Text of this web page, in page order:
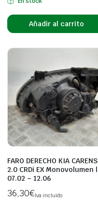
Añadir al carrito
FARO DERECHO KIA CARENS
2.0 CRDi EX Monovolumen |
07.02 – 12.06
36,30€Iva incluido